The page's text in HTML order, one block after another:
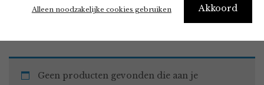
Akkoord
Alleen noodzakelijke cookies gebruiken
Home Winkel Kleding Blazers & Jassen
Geen producten gevonden die aan je